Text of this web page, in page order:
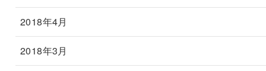
2018年4月
2018年3月